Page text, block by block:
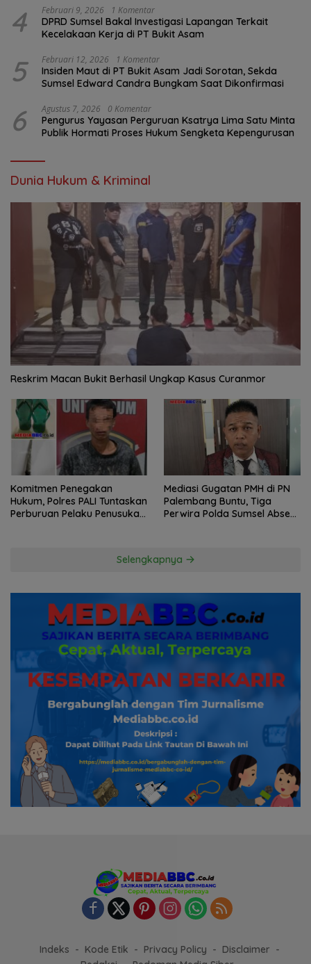
4 Februari 9, 2026 1 Komentar
DPRD Sumsel Bakal Investigasi Lapangan Terkait
Kecelakaan Kerja di PT Bukit Asam
5 Februari 12, 2026 1 Komentar
Insiden Maut di PT Bukit Asam Jadi Sorotan, Sekda
Sumsel Edward Candra Bungkam Saat Dikonfirmasi
6 Agustus 7, 2026 0 Komentar
Pengurus Yayasan Perguruan Ksatrya Lima Satu Minta
Publik Hormati Proses Hukum Sengketa Kepengurusan
Dunia Hukum & Kriminal
Reskrim Macan Bukit Berhasil Ungkap Kasus Curanmor
Komitmen Penegakan
Hukum, Polres PALI Tuntaskan
Perburuan Pelaku Penusukan
Mediasi Gugatan PMH di PN
Palembang Buntu, Tiga
Perwira Polda Sumsel Absen,
Selengkapnya
Indeks Kode Etik Privacy Policy
Disclaimer